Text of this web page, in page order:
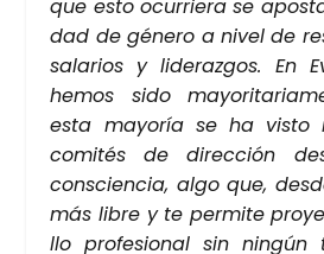
que esto ocu­rrie­ra se
dad de géne­ro a nivel de
sala­rios y lide­raz­gos. En
hemos sido
esta mayo­ría se ha vis­to
comi­tés de direc­ción
cons­cien­cia, algo que,
más libre y te per­mi­te
llo pro­fe­sio­nal sin